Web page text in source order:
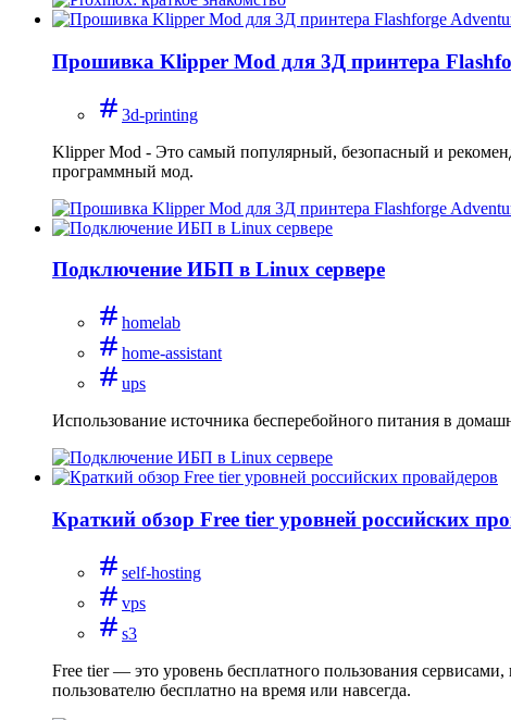
Прошивка Klipper Mod для 3Д принтера
3d-printing
Klipper Mod - Это самый популярный, безопасный и
программный мод.
Подключение ИБП в Linux сервере
homelab
home-assistant
ups
Использование источника бесперебойного питания в
Краткий обзор Free tier уровней российских
self-hosting
vps
s3
Free tier — это уровень бесплатного пользования
пользователю бесплатно на время или навсегда.